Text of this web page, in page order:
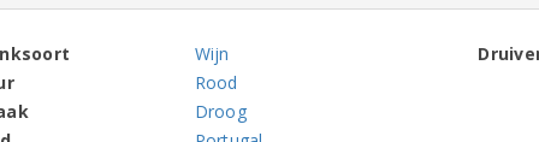
Wijn
Rood
Droog